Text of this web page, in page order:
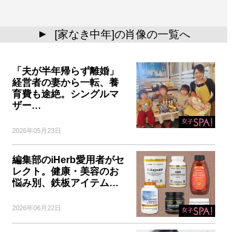
▲ [家なき中年]の肖像の一覧へ
「夫が半年帰らず離婚」
経営者の妻から一転、養
育費も途絶。シングルマ
ザー…
2026年05月23日
編集部のiHerb愛用者がセ
レクト。健康・美容のお
悩み別、鉄板アイテム…
2026年06月22日